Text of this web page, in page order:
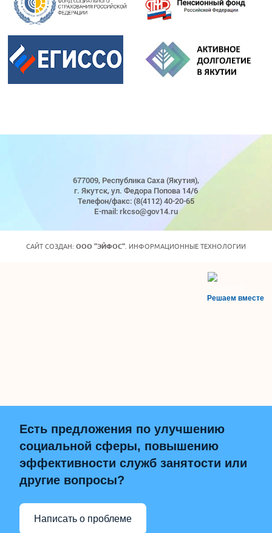
677009, Республика Саха (Якутия),
г. Якутск, ул. Федора Попова 14/6
Телефон/факс: (8(4112) 40-20-65
E-mail: rkcso@gov14.ru
САЙТ СОЗДАН: ООО "ЭЙФОС" . ИНФОРМАЦИОННЫЕ ТЕХНОЛОГИИ
Решаем вместе
Есть предложения по улучшению
социальной сферы, повышению
эффективности служб занятости или
другие вопросы?
Написать о проблеме